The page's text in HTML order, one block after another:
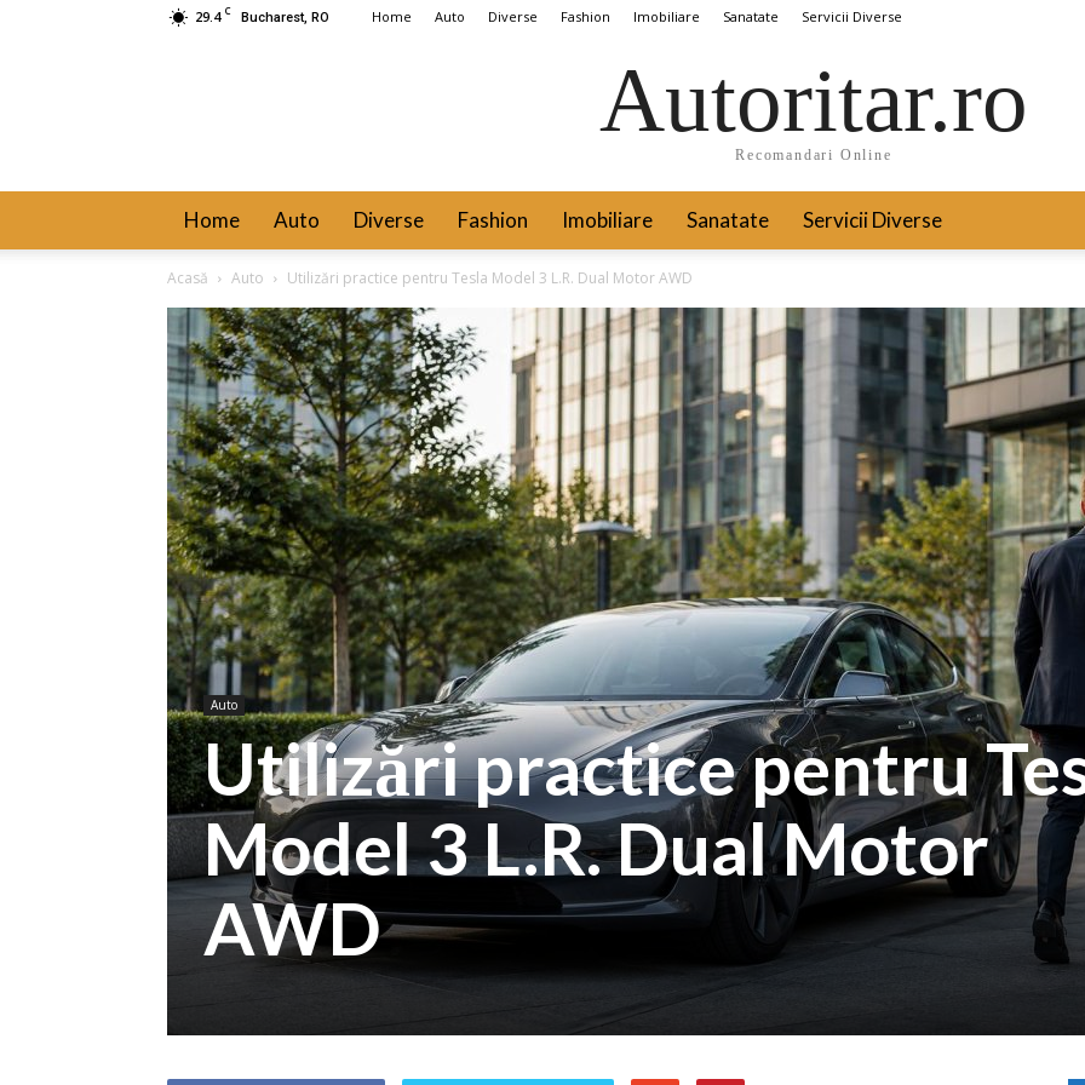
29.4 C Bucharest, RO Home Auto Diverse Fashion Imobiliare Sanatate Servicii Diverse
Autoritar.ro
Recomandari Online
Home Auto Diverse Fashion Imobiliare Sanatate Servicii Diverse
Acasă Auto Utilizări practice pentru Tesla Model 3 L.R. Dual Motor AWD
Auto
Utilizări practice pentru
Model 3 L.R. Dual Motor
AWD